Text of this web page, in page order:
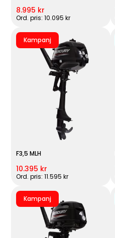
8.995 kr
Ord. pris: 10.095 kr
Kampanj
F3,5 MLH
10.395 kr
Ord. pris: 11.595 kr
Kampanj